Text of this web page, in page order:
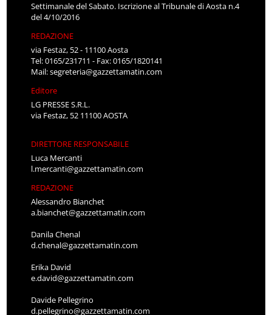
Settimanale del Sabato. Iscrizione al Tribunale di Aosta n.4
del 4/10/2016
REDAZIONE
via Festaz, 52 - 11100 Aosta
Tel: 0165/231711 - Fax: 0165/1820141
Mail:segreteria@gazzettamatin.com
Editore
LG PRESSE S.R.L.
via Festaz, 52 11100 AOSTA
DIRETTORE RESPONSABILE
Luca Mercanti
l.mercanti@gazzettamatin.com
REDAZIONE
Alessandro Bianchet
a.bianchet@gazzettamatin.com
Danila Chenal
d.chenal@gazzettamatin.com
Erika David
e.david@gazzettamatin.com
Davide Pellegrino
d.pellegrino@gazzettamatin.com